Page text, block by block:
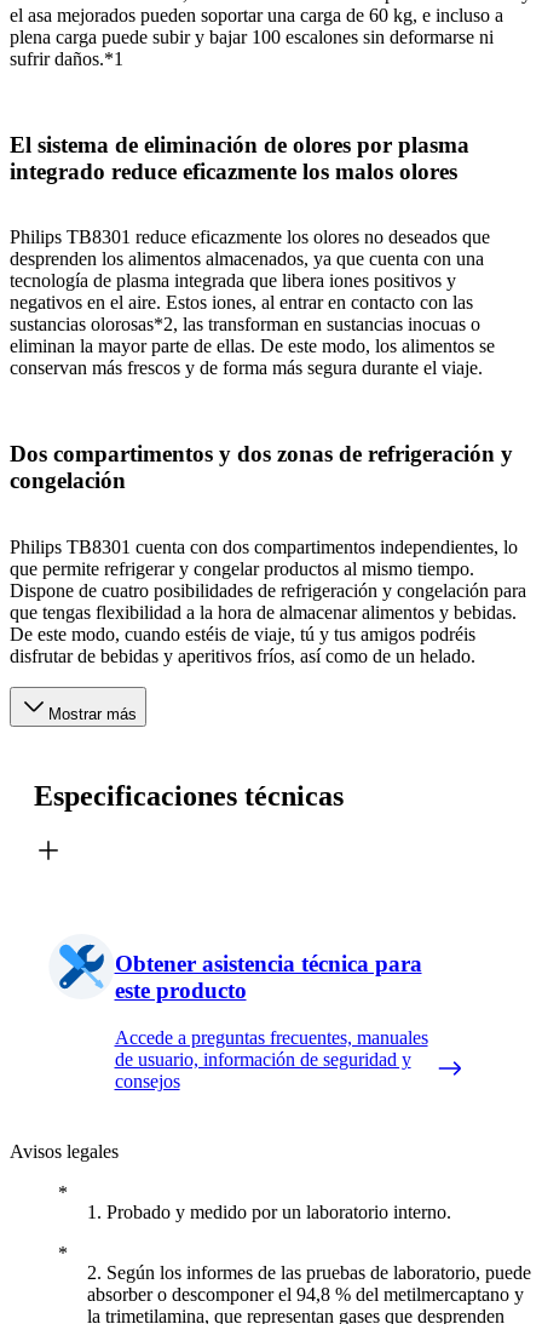
el asa mejorados pueden soportar una carga de 60 kg, e incluso a
plena carga puede subir y bajar 100 escalones sin deformarse ni
sufrir daños.*1
El sistema de eliminación de olores por plasma
integrado reduce eficazmente los malos olores
Philips TB8301 reduce eficazmente los olores no deseados que
desprenden los alimentos almacenados, ya que cuenta con una
tecnología de plasma integrada que libera iones positivos y
negativos en el aire. Estos iones, al entrar en contacto con las
sustancias olorosas*2, las transforman en sustancias inocuas o
eliminan la mayor parte de ellas. De este modo, los alimentos se
conservan más frescos y de forma más segura durante el viaje.
Dos compartimentos y dos zonas de refrigeración y
congelación
Philips TB8301 cuenta con dos compartimentos independientes, lo
que permite refrigerar y congelar productos al mismo tiempo.
Dispone de cuatro posibilidades de refrigeración y congelación para
que tengas flexibilidad a la hora de almacenar alimentos y bebidas.
De este modo, cuando estéis de viaje, tú y tus amigos podréis
disfrutar de bebidas y aperitivos fríos, así como de un helado.
Mostrar más
Especificaciones técnicas
Obtener asistencia técnica para
este producto
Accede a preguntas frecuentes, manuales
de usuario, información de seguridad y
consejos
Avisos legales
1. Probado y medido por un laboratorio interno.
2. Según los informes de las pruebas de laboratorio, puede
absorber o descomponer el 94,8 % del metilmercaptano y
la trimetilamina, que representan gases que desprenden